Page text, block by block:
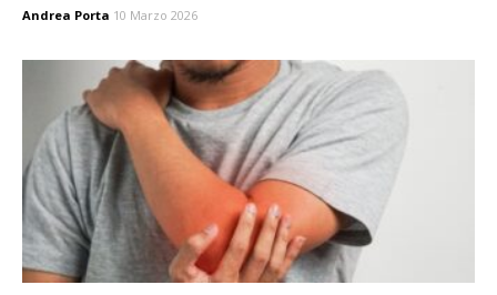
Andrea Porta 10 Marzo 2026